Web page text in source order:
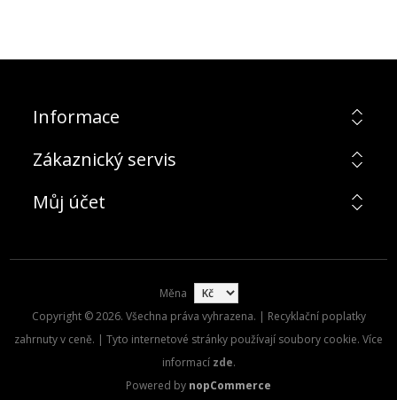
Informace
Zákaznický servis
Můj účet
Měna
Copyright © 2026. Všechna práva vyhrazena. | Recyklační poplatky
zahrnuty v ceně. | Tyto internetové stránky používají soubory cookie. Více
informací zde.
Powered by nopCommerce